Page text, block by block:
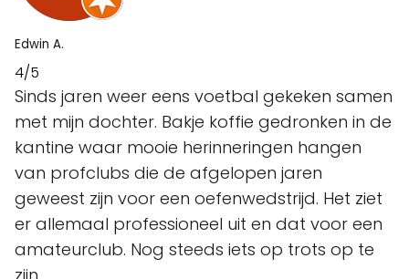
Edwin A.
4/5
Sinds jaren weer eens voetbal gekeken samen
met mijn dochter. Bakje koffie gedronken in de
kantine waar mooie herinneringen hangen
van profclubs die de afgelopen jaren
geweest zijn voor een oefenwedstrijd. Het ziet
er allemaal professioneel uit en dat voor een
amateurclub. Nog steeds iets op trots op te